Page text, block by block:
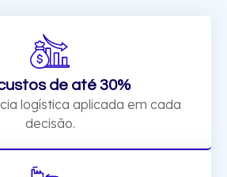
de até 30%
logística aplicada em cada
decisão.